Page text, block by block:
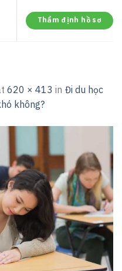
Thẩm định hồ sơ
620 × 413 in Đi du học
không?